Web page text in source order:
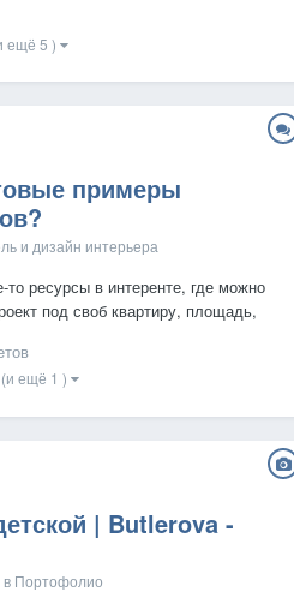
концепцию загородного
все стены, за ис...
ещё 5 )
примеры
и дизайн интерьера
ресурсы в интеренте, где можно
под своб квартиру, площадь,
(и ещё 1 )
| Butlerova -
Портофолио